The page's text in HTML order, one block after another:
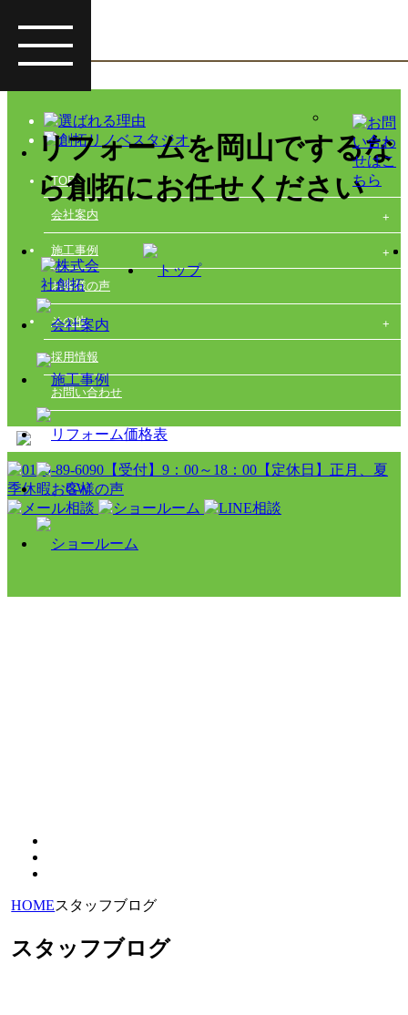
リフォームを岡山でするな
ら創拓にお任せください
TOP
会社案内
施工事例
お客様の声
その他
採用情報
お問い合わせ
HOMEスタッフブログ
スタッフブログ